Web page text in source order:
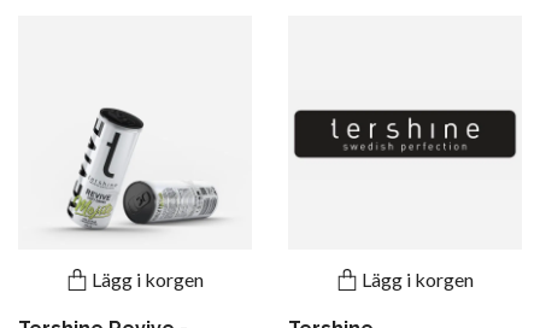
Lägg i korgen Lägg i korgen